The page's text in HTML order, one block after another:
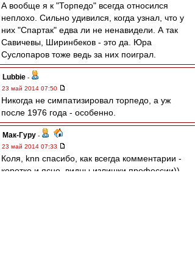
А вообще я к "Торпедо" всегда относился
неплохо. Сильно удивился, когда узнал, что у
них "Спартак" едва ли не ненавидели. А так
Савичевы, Ширинбеков - это да. Юра
Суслопаров тоже ведь за них поиграл.
Lubbie -
23 май 2014 07:50
Никогда не симпатизировал торпедо, а уж
после 1976 года - особенно.
Мак-Гуру -
23 май 2014 07:33
Коля, knn спасибо, как всегда комментарии -
коротко и ясно, видны излишки профессии))